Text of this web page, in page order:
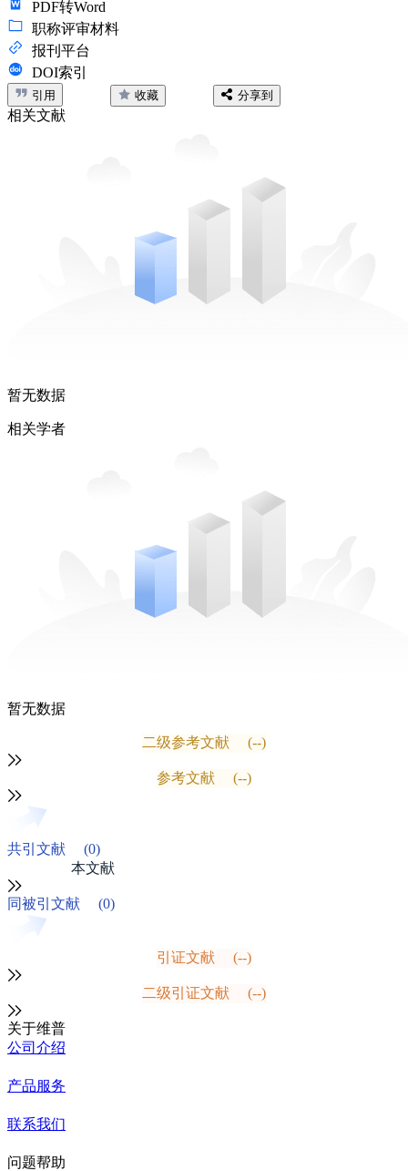
PDF转Word
职称评审材料
报刊平台
DOI索引
引用 收藏 分享到
相关文献
暂无数据
相关学者
暂无数据
二级参考文献 (--)
参考文献 (--)
共引文献
(0)
本文献
同被引文献 (0)
引证文献 (--)
二级引证文献 (--)
关于维普
公司介绍
产品服务
联系我们
问题帮助